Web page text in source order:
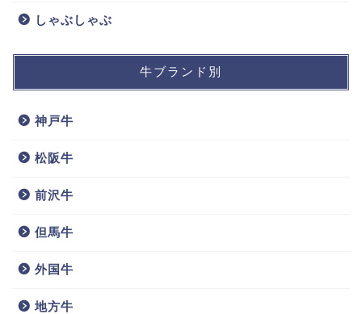
しゃぶしゃぶ
牛ブランド別
神戸牛
松阪牛
前沢牛
但馬牛
外国牛
地方牛